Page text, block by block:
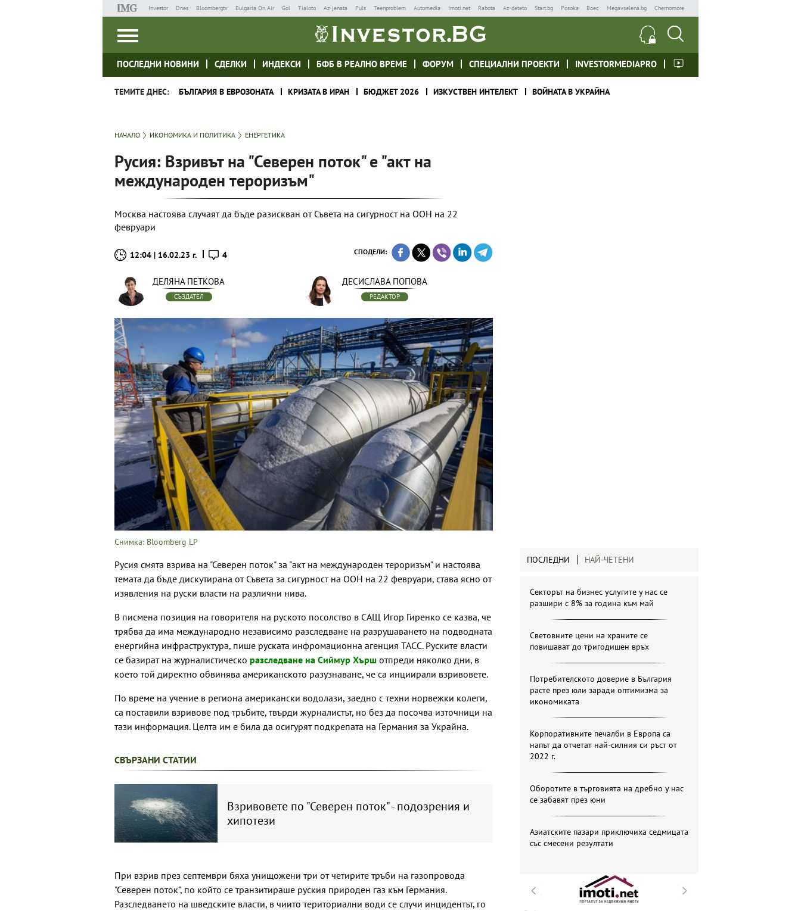
Investor Dnes Bloombergtv Bulgaria On Air Gol Tialoto Az-jenata Puls Teenproblem Automedia Imoti.net Rabota Az-deteto Start.bg Posoka Boec Megavselena.bg Chernomore
ПОСЛЕДНИ НОВИНИ СДЕЛКИ ИНДЕКСИ БФБ В РЕАЛНО ВРЕМЕ ФОРУМ СПЕЦИАЛНИ ПРОЕКТИ INVESTORMEDIAPRO
ТЕМИТЕ ДНЕС: БЪЛГАРИЯ В ЕВРОЗОНАТА КРИЗАТА В ИРАН БЮДЖЕТ 2026 ИЗКУСТВЕН ИНТЕЛЕКТ ВОЙНАТА В УКРАЙНА
НАЧАЛО ИКОНОМИКА И ПОЛИТИКА ЕНЕРГЕТИКА
Русия: Взривът на "Северен поток" е "акт на
международен тероризъм"
Москва настоява случаят да бъде разискван от Съвета на сигурност на ООН на 22
февруари
12:04 | 16.02.23 г. 4 СПОДЕЛИ:
ДЕЛЯНА ПЕТКОВА
СЪЗДАТЕЛ
ДЕСИСЛАВА ПОПОВА
РЕДАКТОР
Снимка: Bloomberg LP
Русия смята взрива на "Северен поток" за "акт на международен тероризъм" и настоява
темата да бъде дискутирана от Съвета за сигурност на ООН на 22 февруари, става ясно от
изявления на руски власти на различни нива.
В писмена позиция на говорителя на руското посолство в САЩ Игор Гиренко се казва, че
трябва да има международно независимо разследване на разрушаването на подводната
енергийна инфраструктура, пише руската инфромационна агенция ТАСС. Руските власти
се базират на журналистическо разследване на Сиймур Хърш отпреди няколко дни, в
което той директно обвинява американското разузнаване, че са инциирали взривовете.
По време на учение в региона американски водолази, заедно с техни норвежки колеги,
са поставили взривове под тръбите, твърди журналистът, но без да посочва източници на
тази информация. Целта им е била да осигурят подкрепата на Германия за Украйна.
СВЪРЗАНИ СТАТИИ
Взривовете по "Северен поток" - подозрения и
хипотези
При взрив през септември бяха унищожени три от четирите тръби на газопровода
"Северен поток", по който се транзитираше руския природен газ към Германия.
Разследването на шведските власти, в чиито териториални води се случи инцидентът, го
ПОСЛЕДНИ НАЙ-ЧЕТЕНИ
Секторът на бизнес услугите у нас се
разшири с 8% за година към май
Световните цени на храните се
повишават до тригодишен връх
Потребителското доверие в България
расте през юли заради оптимизма за
икономиката
Корпоративните печалби в Европа са
напът да отчетат най-силния си ръст от
2022 г.
Оборотите в търговията на дребно у нас
се забавят през юни
Азиатските пазари приключиха седмицата
със смесени резултати